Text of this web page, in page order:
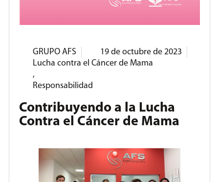
GRUPO AFS
19 de octubre de 2023
Lucha contra el Cáncer de Mama
,
Responsabilidad
Contribuyendo a la Lucha
Contra el Cáncer de Mama